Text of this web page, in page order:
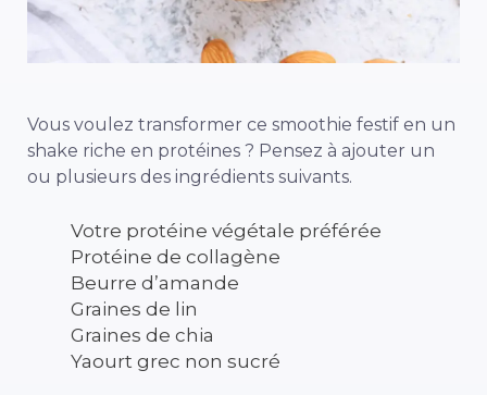
Vous voulez transformer ce smoothie festif en un
shake riche en protéines ? Pensez à ajouter un
ou plusieurs des ingrédients suivants.
Votre protéine végétale préférée
Protéine de collagène
Beurre d’amande
Graines de lin
Graines de chia
Yaourt grec non sucré